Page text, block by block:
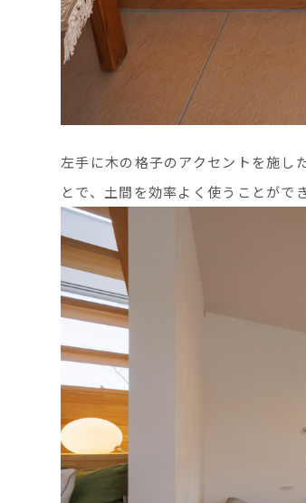
左手に木の格子のアクセントを施し
とで、土間を効率よく使うことがで